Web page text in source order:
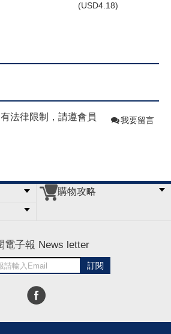
(USD4.18)
法律限制，請遵會員
我要留言
購物攻略
電子報 News letter
訂閱